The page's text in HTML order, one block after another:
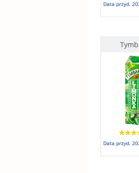
Data przyd.
Data przyd.